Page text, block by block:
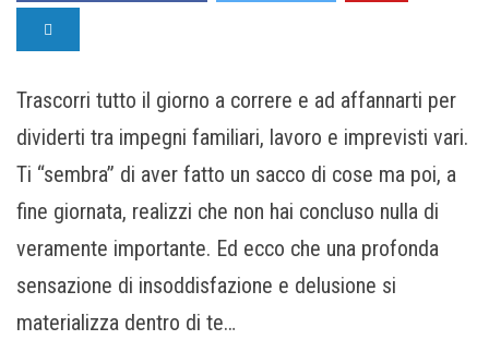
Trascorri tutto il giorno a correre e ad affannarti per
dividerti tra impegni familiari, lavoro e imprevisti vari.
Ti “sembra” di aver fatto un sacco di cose ma poi, a
fine giornata, realizzi che non hai concluso nulla di
veramente importante. Ed ecco che una profonda
sensazione di insoddisfazione e delusione si
materializza dentro di te…